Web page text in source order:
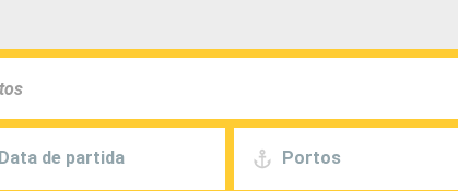
Data de partida Portos